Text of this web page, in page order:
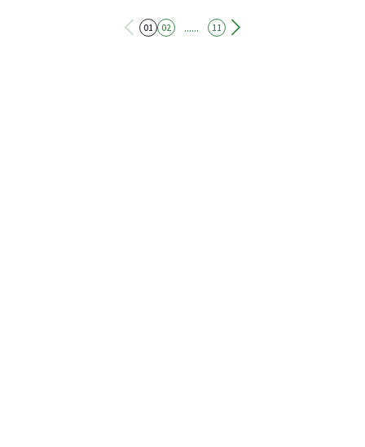
護瓶，並張貼告示，讓誤闖陸蟹進到瓶中，再由發現民眾
01 02 ...... 11